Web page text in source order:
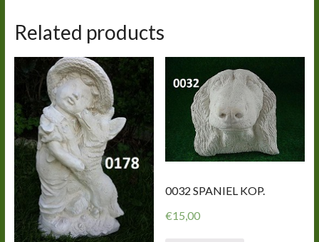
Related products
0032 SPANIEL KOP.
€15,00